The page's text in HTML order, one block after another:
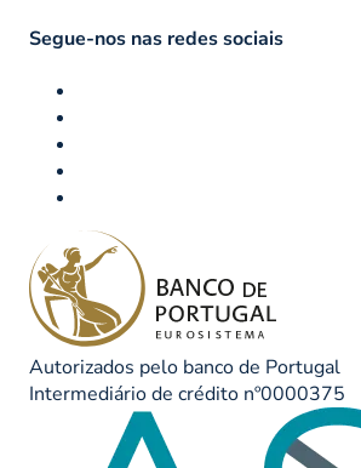
Segue-nos nas redes sociais
Autorizados pelo banco de Portugal
Intermediário de crédito nº0000375